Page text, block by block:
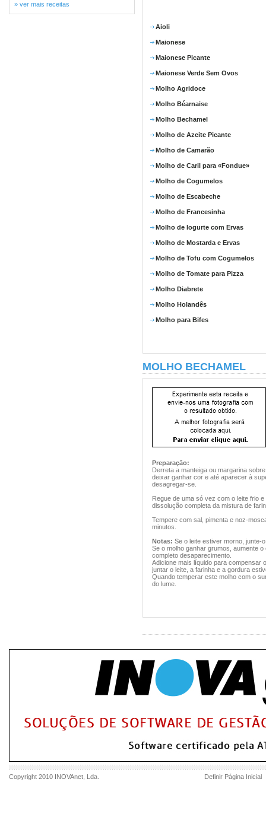
» ver mais receitas
Aioli
Maionese
Maionese Picante
Maionese Verde Sem Ovos
Molho Agridoce
Molho Béarnaise
Molho Bechamel
Molho de Azeite Picante
Molho de Camarão
Molho de Caril para «Fondue»
Molho de Cogumelos
Molho de Escabeche
Molho de Francesinha
Molho de Iogurte com Ervas
Molho de Mostarda e Ervas
Molho de Tofu com Cogumelos
Molho de Tomate para Pizza
Molho Diabrete
Molho Holandês
Molho para Bifes
MOLHO BECHAMEL
Preparação:
Derreta a manteiga ou margarina
deixar ganhar cor e até aparecer à
desagregar-se.
Regue de uma só vez com o leite frio
dissolução completa da mistura de
Tempere com sal, pimenta e noz-
minutos.
Notas: Se o leite estiver morno, junte-
Se o molho ganhar grumos, aumente
completo desaparecimento.
Adicione mais líquido para compensar
juntar o leite, a farinha e a gordura
Quando temperar este molho com o
do lume.
Copyright 2010 INOVAnet , Lda. Definir Página Inicial